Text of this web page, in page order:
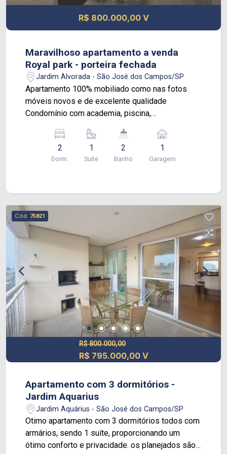
R$ 800.000,00 V
Maravilhoso apartamento a venda
Royal park - porteira fechada
Jardim Alvorada - São José dos Campos/SP
Apartamento 100% mobiliado como nas fotos
móveis novos e de excelente qualidade
Condomínio com academia, piscina,
playground, brinquedoteca, Piscina, Salão de
jogos infantil, Salão de jogos adulto,
Brinquedoteca, Parque infantil, Espaço Zen,
2
Dorm.
1
Suite
2
Banho
1
Garagem
Cód. 75821
R$ 800.000,00
R$ 795.000,00 V
Apartamento com 3 dormitórios -
Jardim Aquarius
Jardim Aquárius - São José dos Campos/SP
Otimo apartamento com 3 dormitórios todos com
armários, sendo 1 suíte, proporcionando um
ótimo conforto e privacidade. os planejados são